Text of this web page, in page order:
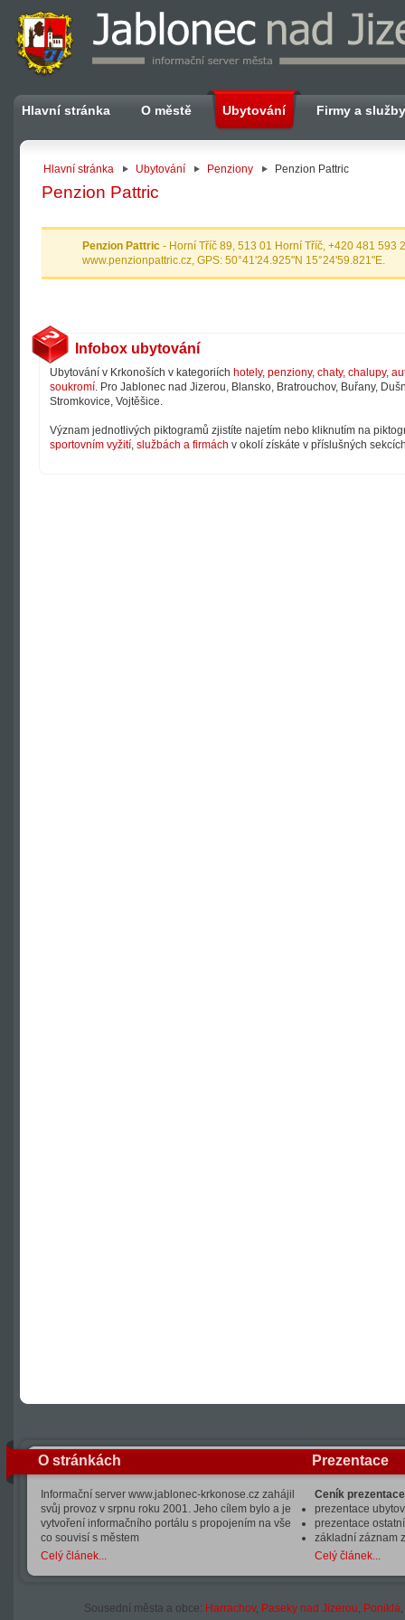
Hlavní stránka O městě Ubytování Firmy a služby
Hlavní stránka Ubytování Penziony Penzion Pattric
Penzion Pattric
Penzion Pattric - Horní Tříč 89, 513 01 Horní Tříč, +420 481 593
www.penzionpattric.cz, GPS: 50°41'24.925"N 15°24'59.821"E.
Infobox ubytování
Ubytování v Krkonoších v kategoriích hotely, penziony, chaty, chalupy,
soukromí. Pro Jablonec nad Jizerou, Blansko, Bratrouchov, Buřany,
Stromkovice, Vojtěšice.
Význam jednotlivých piktogramů zjistíte najetím nebo kliknutím na
sportovním vyžití, službách a firmách v okolí získáte v příslušných
O stránkách
Informační server www.jablonec-krkonose.cz zahájil
svůj provoz v srpnu roku 2001. Jeho cílem bylo a je
vytvoření informačního portálu s propojením na vše
co souvisí s městem
Celý článek...
Prezentace
Ceník
prezentace
prezentace
základní záznam
Celý článek...
Sousední města a obce: Harrachov, Paseky nad Jizerou, Poniklá,